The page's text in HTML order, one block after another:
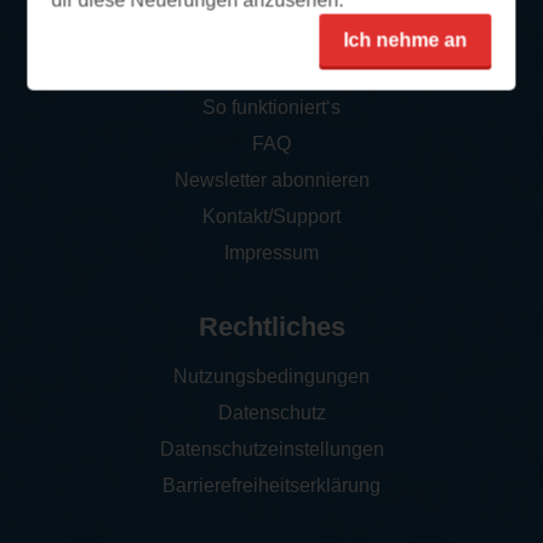
Ich nehme an
So funktioniert‘s
FAQ
Newsletter abonnieren
Kontakt/Support
Impressum
Rechtliches
Nutzungsbedingungen
Datenschutz
Datenschutzeinstellungen
Barrierefreiheitserklärung